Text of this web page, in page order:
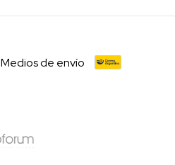
Medios de envío